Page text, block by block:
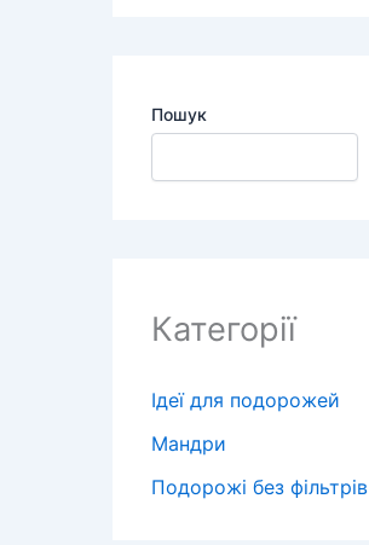
Пошук
Категорії
Ідеї для подорожей
Мандри
Подорожі без фільтрів